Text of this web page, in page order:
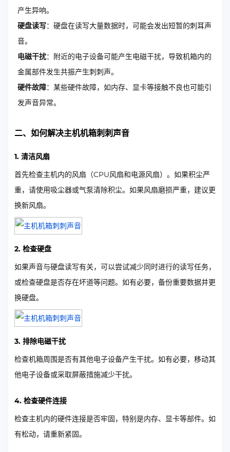
产生异响。
硬盘读写：硬盘在读写大量数据时，可能会发出短暂的刺耳声
音。
电磁干扰：附近的电子设备可能产生电磁干扰，导致机箱内的
金属部件发生共振产生刺刺声。
硬件故障：某些硬件故障，如内存、显卡等接触不良也可能引
发声音异常。
二、如何解决主机机箱刺刺声音
1. 清洁风扇
首先检查主机内的风扇（CPU风扇和电源风扇）。如果积尘严
重，请使用吸尘器或气泵清除积尘。如果风扇磨损严重，建议更
换新风扇。
2. 检查硬盘
如果声音与硬盘读写有关，可以尝试减少同时进行的读写任务，
或检查硬盘是否存在坏道等问题。如有必要，备份重要数据并更
换硬盘。
3. 排除电磁干扰
检查机箱周围是否有其他电子设备产生干扰。如有必要，移动其
他电子设备或采取屏蔽措施减少干扰。
4. 检查硬件连接
检查主机内的硬件连接是否牢固，特别是内存、显卡等部件。如
有松动，请重新紧固。